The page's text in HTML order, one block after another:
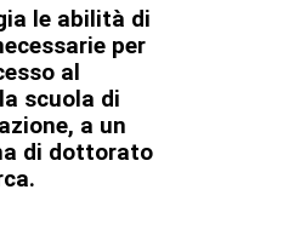
le abilità di
per
al
scuola di
a un
di dottorato